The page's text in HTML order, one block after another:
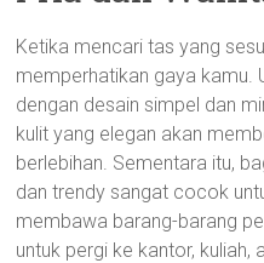
Ketika mencari tas yang
memperhatikan gaya kamu.
dengan desain simpel dan
kulit yang elegan akan
berlebihan. Sementara itu,
dan trendy sangat cocok
membawa barang-barang
untuk pergi ke kantor,